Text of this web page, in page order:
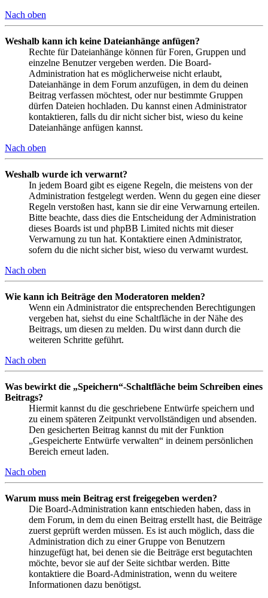
Nach oben
Weshalb kann ich keine Dateianhänge anfügen?
Rechte für Dateianhänge können für Foren, Gruppen und
einzelne Benutzer vergeben werden. Die Board-
Administration hat es möglicherweise nicht erlaubt,
Dateianhänge in dem Forum anzufügen, in dem du deinen
Beitrag verfassen möchtest, oder nur bestimmte Gruppen
dürfen Dateien hochladen. Du kannst einen Administrator
kontaktieren, falls du dir nicht sicher bist, wieso du keine
Dateianhänge anfügen kannst.
Nach oben
Weshalb wurde ich verwarnt?
In jedem Board gibt es eigene Regeln, die meistens von der
Administration festgelegt werden. Wenn du gegen eine dieser
Regeln verstoßen hast, kann sie dir eine Verwarnung erteilen.
Bitte beachte, dass dies die Entscheidung der Administration
dieses Boards ist und phpBB Limited nichts mit dieser
Verwarnung zu tun hat. Kontaktiere einen Administrator,
sofern du die nicht sicher bist, wieso du verwarnt wurdest.
Nach oben
Wie kann ich Beiträge den Moderatoren melden?
Wenn ein Administrator die entsprechenden Berechtigungen
vergeben hat, siehst du eine Schaltfläche in der Nähe des
Beitrags, um diesen zu melden. Du wirst dann durch die
weiteren Schritte geführt.
Nach oben
Was bewirkt die „Speichern“-Schaltfläche beim Schreiben eines
Beitrags?
Hiermit kannst du die geschriebene Entwürfe speichern und
zu einem späteren Zeitpunkt vervollständigen und absenden.
Den gesicherten Beitrag kannst du mit der Funktion
„Gespeicherte Entwürfe verwalten“ in deinem persönlichen
Bereich erneut laden.
Nach oben
Warum muss mein Beitrag erst freigegeben werden?
Die Board-Administration kann entschieden haben, dass in
dem Forum, in dem du einen Beitrag erstellt hast, die Beiträge
zuerst geprüft werden müssen. Es ist auch möglich, dass die
Administration dich zu einer Gruppe von Benutzern
hinzugefügt hat, bei denen sie die Beiträge erst begutachten
möchte, bevor sie auf der Seite sichtbar werden. Bitte
kontaktiere die Board-Administration, wenn du weitere
Informationen dazu benötigst.